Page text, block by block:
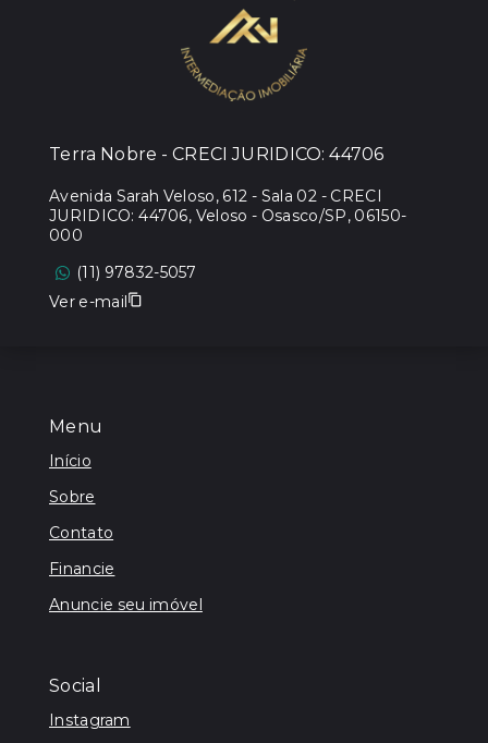
Menu
Início
Sobre
Contato
Financie
Anuncie seu imóvel
Social
Instagram
Terra Nobre - CRECI JURIDICO: 44706
Avenida Sarah Veloso, 612 - Sala 02 - CRECI
JURIDICO: 44706, Veloso - Osasco/SP, 06150-
000
(11) 97832-5057
Ver e-mail